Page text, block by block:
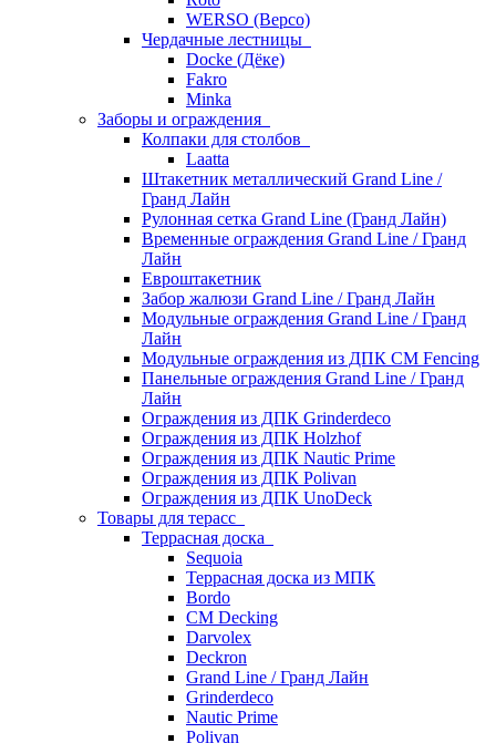
WERSO (Версо)
Чердачные лестницы
Docke (Дёке)
Fakro
Minka
Заборы и ограждения
Колпаки для столбов
Laatta
Штакетник металлический Grand Line /
Гранд Лайн
Рулонная сетка Grand Line (Гранд Лайн)
Временные ограждения Grand Line / Гранд
Лайн
Евроштакетник
Забор жалюзи Grand Line / Гранд Лайн
Модульные ограждения Grand Line / Гранд
Лайн
Модульные ограждения из ДПК CM Fencing
Панельные ограждения Grand Line / Гранд
Лайн
Ограждения из ДПК Grinderdeco
Ограждения из ДПК Holzhof
Ограждения из ДПК Nautic Prime
Ограждения из ДПК Polivan
Ограждения из ДПК UnoDeck
Товары для терасс
Террасная доска
Sequoia
Террасная доска из МПК
Bordo
CM Decking
Darvolex
Deckron
Grand Line / Гранд Лайн
Grinderdeco
Nautic Prime
Polivan